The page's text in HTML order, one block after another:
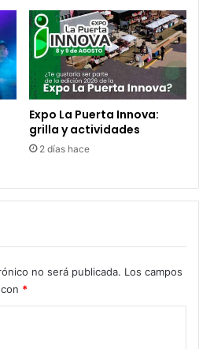
Expo La Puerta Innova:
grilla y actividades
2 días hace
no será publicada. Los campos
*